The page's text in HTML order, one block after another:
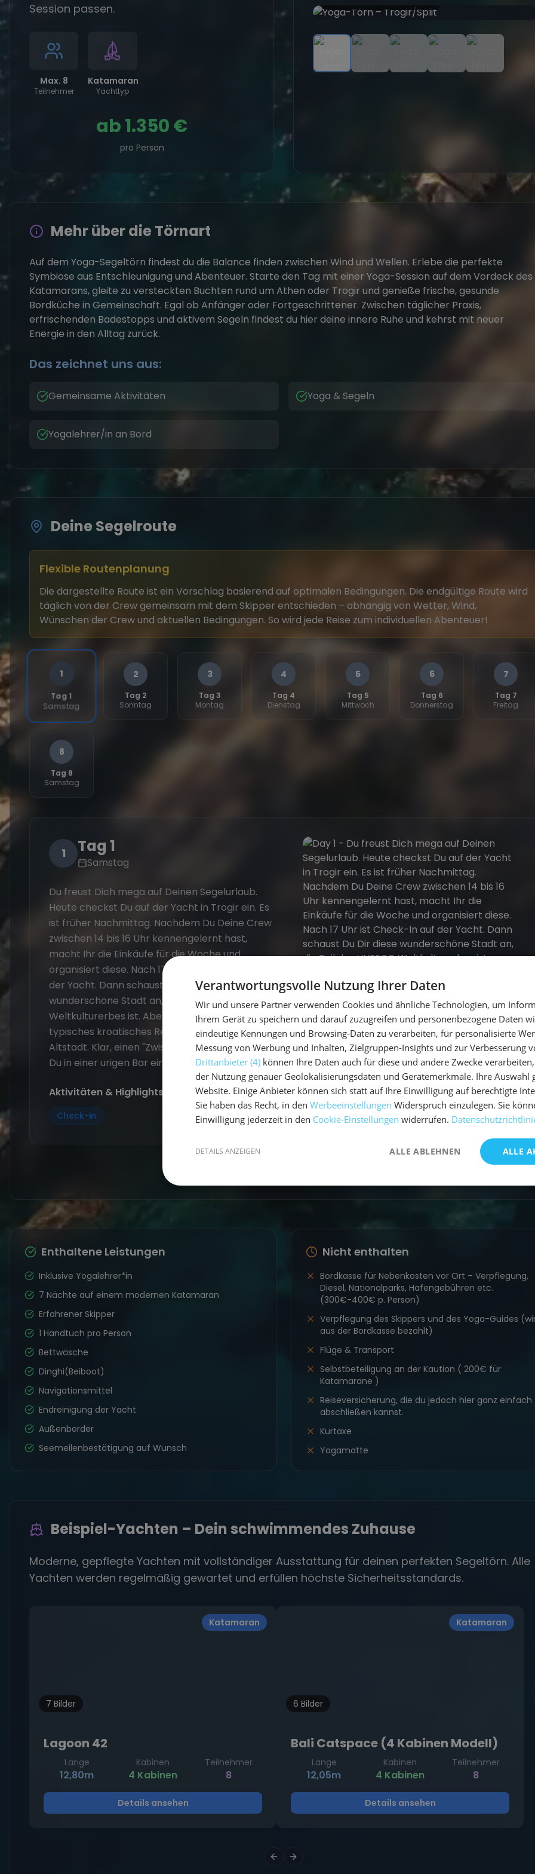
Session passen.
Max. 8
Teilnehmer
Katamaran
Yachttyp
ab1.350 €
pro Person
Mehr über die Törnart
Auf dem Yoga-Segeltörn findest du die Balance finden zwischen Wind und Wellen. Erlebe die perfekte
Symbiose aus Entschleunigung und Abenteuer. Starte den Tag mit einer Yoga-Session auf dem Vordeck des
Katamarans, gleite zu versteckten Buchten rund um Athen oder Trogir und genieße frische, gesunde
Bordküche in Gemeinschaft. Egal ob Anfänger oder Fortgeschrittener. Zwischen täglicher Praxis,
erfrischenden Badestopps und aktivem Segeln findest du hier deine innere Ruhe und kehrst mit neuer
Energie in den Alltag zurück.
Das zeichnet uns aus:
Gemeinsame Aktivitäten Yoga & Segeln
Yogalehrer/in an Bord
Deine Segelroute
Flexible Routenplanung
Die dargestellte Route ist ein Vorschlag basierend auf optimalen Bedingungen. Die endgültige Route wird
täglich von der Crew gemeinsam mit dem Skipper entschieden – abhängig von Wetter, Wind,
Wünschen der Crew und aktuellen Bedingungen. So wird jede Reise zum individuellen Abenteuer!
1
Tag 1
Samstag
2
Tag 2
Sonntag
3
Tag 3
Montag
4
Tag 4
Dienstag
5
Tag 5
Mittwoch
6
Tag 6
Donnerstag
7
Tag 7
Freitag
8
Tag 8
Samstag
1 Tag 1
Samstag
Du freust Dich mega auf Deinen Segelurlaub.
Heute checkst Du auf der Yacht in Trogir ein. Es
ist früher Nachmittag. Nachdem Du Deine Crew
zwischen 14 bis 16 Uhr kennengelernt hast,
macht Ihr die Einkäufe für die Woche und
organisiert diese. Nach 17 Uhr ist Check-In auf
der Yacht. Dann schaust Du Dir diese
wunderschöne Stadt an, die Teil des UNESCO
Weltkulturerbes ist. Abends geht's in ein
typisches kroatisches Restaurant und in die
Altstadt. Klar, einen "Zwischen-Cocktail" nimmst
Du in einer urigen Bar ein.
Aktivitäten & Highlights:
Check-in
Enthaltene Leistungen
Inklusive Yogalehrer*in
7 Nächte auf einem modernen Katamaran
Erfahrener Skipper
1 Handtuch pro Person
Bettwäsche
Dinghi(Beiboot)
Navigationsmittel
Endreinigung der Yacht
Außenborder
Seemeilenbestätigung auf Wunsch
Nicht enthalten
Bordkasse für Nebenkosten vor Ort – Verpflegung,
Diesel, Nationalparks, Hafengebühren etc.
(300€-400€ p. Person)
Verpflegung des Skippers und des Yoga-Guides
aus der Bordkasse bezahlt)
Flüge & Transport
Selbstbeteiligung an der Kaution ( 200€ für
Katamarane )
Reiseversicherung, die du jedoch hier ganz einfach
abschließen kannst.
Kurtaxe
Yogamatte
Beispiel-Yachten – Dein schwimmendes Zuhause
Moderne, gepflegte Yachten mit vollständiger Ausstattung für deinen perfekten Segeltörn. Alle
Yachten werden regelmäßig gewartet und erfüllen höchste Sicherheitsstandards.
Katamaran
7 Bilder
Lagoon 42
Länge
12,80m
Kabinen
4 Kabinen
Teilnehmer
8
Details ansehen
Katamaran
6 Bilder
Bali Catspace (4 Kabinen Modell)
Länge
12,05m
Kabinen
4 Kabinen
Teilnehmer
8
Details ansehen
Verantwortungsvolle Nutzung Ihrer Daten
Wir und unsere Partner verwenden Cookies und ähnliche Technologien, um
Ihrem Gerät zu speichern und darauf zuzugreifen und personenbezogene Daten
eindeutige Kennungen und Browsing-Daten zu verarbeiten, für personalisierte
Messung von Werbung und Inhalten, Zielgruppen-Insights und zur Verbesserung
Drittanbieter (4) können Ihre Daten auch für diese und andere Zwecke
der Nutzung genauer Geolokalisierungsdaten und Gerätemerkmale. Ihre Auswahl
Website. Einige Anbieter können sich statt auf Ihre Einwilligung auf berechtigte
Sie haben das Recht, in den Werbeeinstellungen Widerspruch einzulegen. Sie
Einwilligung jederzeit in den Cookie-Einstellungen widerrufen.
ALLE
ALLE ABLEHNEN
DETAILS ANZEIGEN